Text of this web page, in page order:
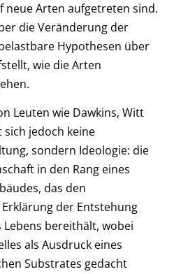
neue Arten aufgetreten sind.
die Veränderung der
Hypothesen über
wie die Arten
Leuten wie Dawkins, Witt
jedoch keine
sondern Ideologie: die
in den Rang eines
das den
der Entstehung
Lebens bereithält, wobei
als Ausdruck eines
Substrates gedacht